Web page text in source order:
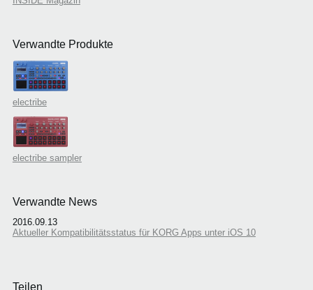
Verwandte Produkte
electribe
electribe sampler
Verwandte News
2016.09.13
Aktueller Kompatibilitätsstatus für KORG Apps unter iOS 10
Teilen